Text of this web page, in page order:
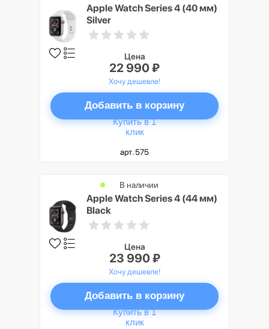
Apple Watch Series 4 (40 мм)
Silver
Цена
22 990 ₽
Хочу дешевле!
Добавить в корзину
Купить в 1
клик
арт. 575
Apple Watch Series 4 (44 мм)
Black
В наличии
Цена
23 990 ₽
Хочу дешевле!
Добавить в корзину
Купить в 1
клик